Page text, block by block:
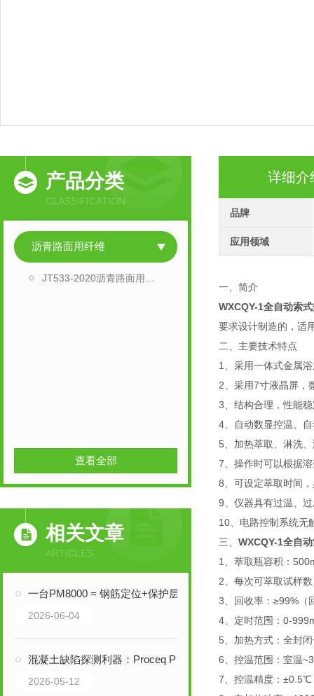
产品分类
CLASSIFICATION
沥青路面用纤维
查看全部
相关文章
ARTICLES
一台PM8000 = 钢筋定位+保护层测厚+直径估算+智能报告，您说值不值？
2026-06-04
混凝土缺陷探测利器：Proceq PD8050阵列式超声成像仪
2026-05-12
详细介
品牌
应用领域
一、简介
WXCQY-1全自动索
要求设计制造的，适
二、主要技术特点
1、采用一体式金属
2、采用7寸液晶屏，
3、结构合理，性能
4、自动数显控温、
5、加热萃取、淋洗
7、操作时可以根据
8、可设定萃取时间
9、仪器具有过温、
10、电路控制系统无
三、 WXCQY-1全自
1、萃取瓶容积：
2、每次可萃取试样
3、回收率：≥99%（
4、定时范围：0-
5、加热方式：全封
6、控温范围：室温
7、控温精度：±0.5℃